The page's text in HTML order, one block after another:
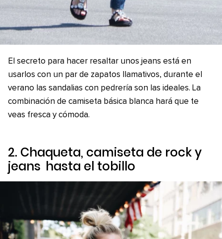
El secreto para hacer resaltar unos jeans está en
usarlos con un par de zapatos llamativos, durante el
verano las sandalias con pedrería son las ideales. La
combinación de camiseta básica blanca hará que te
veas fresca y cómoda.
2. Chaqueta, camiseta de rock y
jeans hasta el tobillo